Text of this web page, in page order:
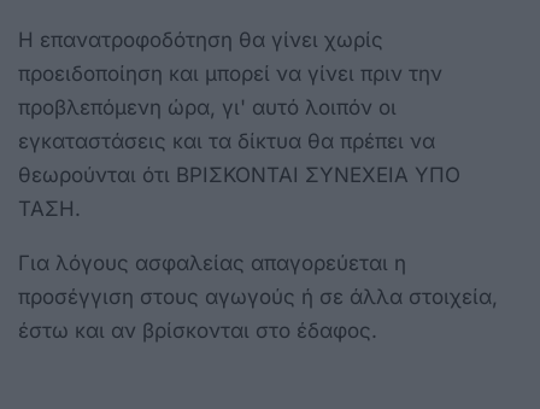
Η επανατροφοδότηση θα γίνει χωρίς
προειδοποίηση και μπορεί να γίνει πριν την
προβλεπόμενη ώρα, γι' αυτό λοιπόν οι
εγκαταστάσεις και τα δίκτυα θα πρέπει να
θεωρούνται ότι ΒΡΙΣΚΟΝΤΑΙ ΣΥΝΕΧΕΙΑ ΥΠΟ
ΤΑΣΗ.
Για λόγους ασφαλείας απαγορεύεται η
προσέγγιση στους αγωγούς ή σε άλλα στοιχεία,
έστω και αν βρίσκονται στο έδαφος.